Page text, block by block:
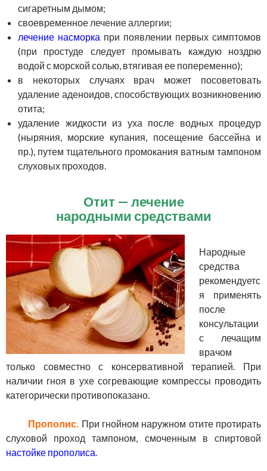
сигаретным дымом;
своевременное лечение аллергии;
лечение насморка при появлении первых симптомов
(при простуде следует промывать каждую ноздрю
водой с морской солью, втягивая ее попеременно);
в некоторых случаях врач может посоветовать
удаление аденоидов, способствующих возникновению
отита;
удаление жидкости из уха после водных процедур
(ныряния, морские купания, посещение бассейна и
пр.), путем тщательного промокания ватным тампоном
слуховых проходов.
Отит — лечение
народными средствами
Народные
средства
рекомендуетс
я применять
после
консультации
с лечащим
врачом
только совместно с консервативной терапией. При
наличии гноя в ухе согревающие компрессы проводить
категорически противопоказано.
Прополис. При гнойном наружном отите протирать
слуховой проход тампоном, смоченным в спиртовой
настойке прополиса.